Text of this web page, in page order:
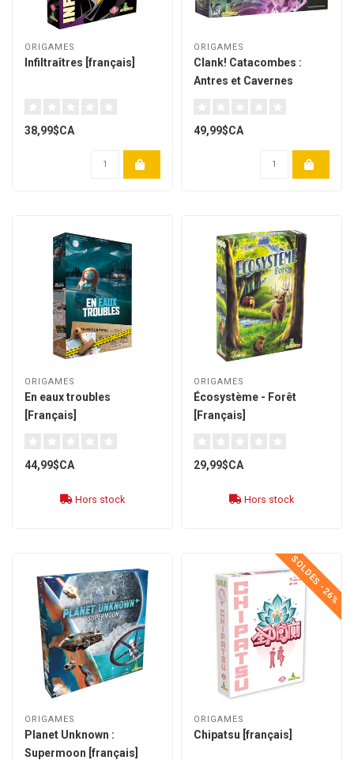
ORIGAMES
Infiltraîtres [français]
38,99$CA
ORIGAMES
Clank! Catacombes :
Antres et Cavernes
49,99$CA
ORIGAMES
En eaux troubles
[Français]
44,99$CA
Hors stock
ORIGAMES
Écosystème - Forêt
[Français]
29,99$CA
Hors stock
ORIGAMES
Planet Unknown :
Supermoon [français]
SOLDES -26%
ORIGAMES
Chipatsu [français]